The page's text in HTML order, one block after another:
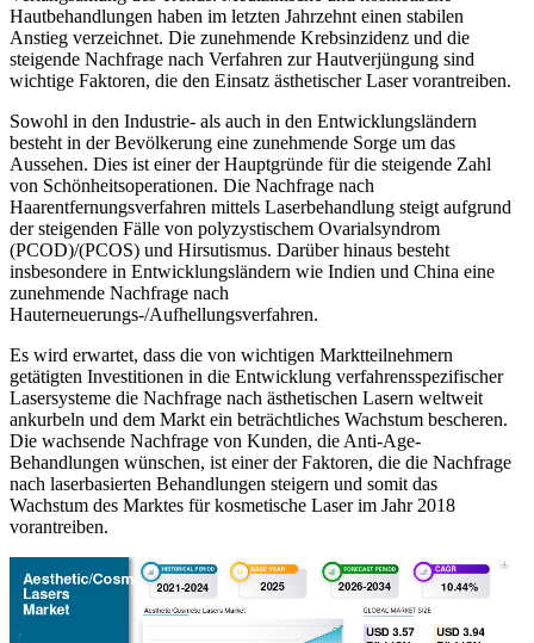
Hautbehandlungen haben im letzten Jahrzehnt einen stabilen
Anstieg verzeichnet. Die zunehmende Krebsinzidenz und die
steigende Nachfrage nach Verfahren zur Hautverjüngung sind
wichtige Faktoren, die den Einsatz ästhetischer Laser vorantreiben.
Sowohl in den Industrie- als auch in den Entwicklungsländern
besteht in der Bevölkerung eine zunehmende Sorge um das
Aussehen. Dies ist einer der Hauptgründe für die steigende Zahl
von Schönheitsoperationen. Die Nachfrage nach
Haarentfernungsverfahren mittels Laserbehandlung steigt aufgrund
der steigenden Fälle von polyzystischem Ovarialsyndrom
(PCOD)/(PCOS) und Hirsutismus. Darüber hinaus besteht
insbesondere in Entwicklungsländern wie Indien und China eine
zunehmende Nachfrage nach
Hauterneuerungs-/Aufhellungsverfahren.
Es wird erwartet, dass die von wichtigen Marktteilnehmern
getätigten Investitionen in die Entwicklung verfahrensspezifischer
Lasersysteme die Nachfrage nach ästhetischen Lasern weltweit
ankurbeln und dem Markt ein beträchtliches Wachstum bescheren.
Die wachsende Nachfrage von Kunden, die Anti-Age-
Behandlungen wünschen, ist einer der Faktoren, die die Nachfrage
nach laserbasierten Behandlungen steigern und somit das
Wachstum des Marktes für kosmetische Laser im Jahr 2018
vorantreiben.